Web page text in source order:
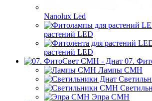
Nanolux Led
растений LED
растений LED
07.
Лампы СМН
Эпра СМН